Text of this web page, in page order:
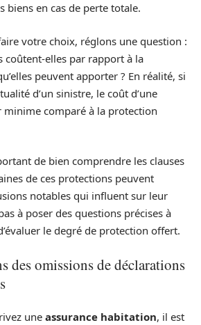
biens en cas de perte totale.
votre choix, réglons une question :
coûtent-elles par rapport à la
peuvent apporter ? En réalité, si
d’un sinistre, le coût d’une
comparé à la protection
de bien comprendre les clauses
de ces protections peuvent
notables qui influent sur leur
à poser des questions précises à
le degré de protection offert.
des omissions de déclarations
une assurance habitation, il est